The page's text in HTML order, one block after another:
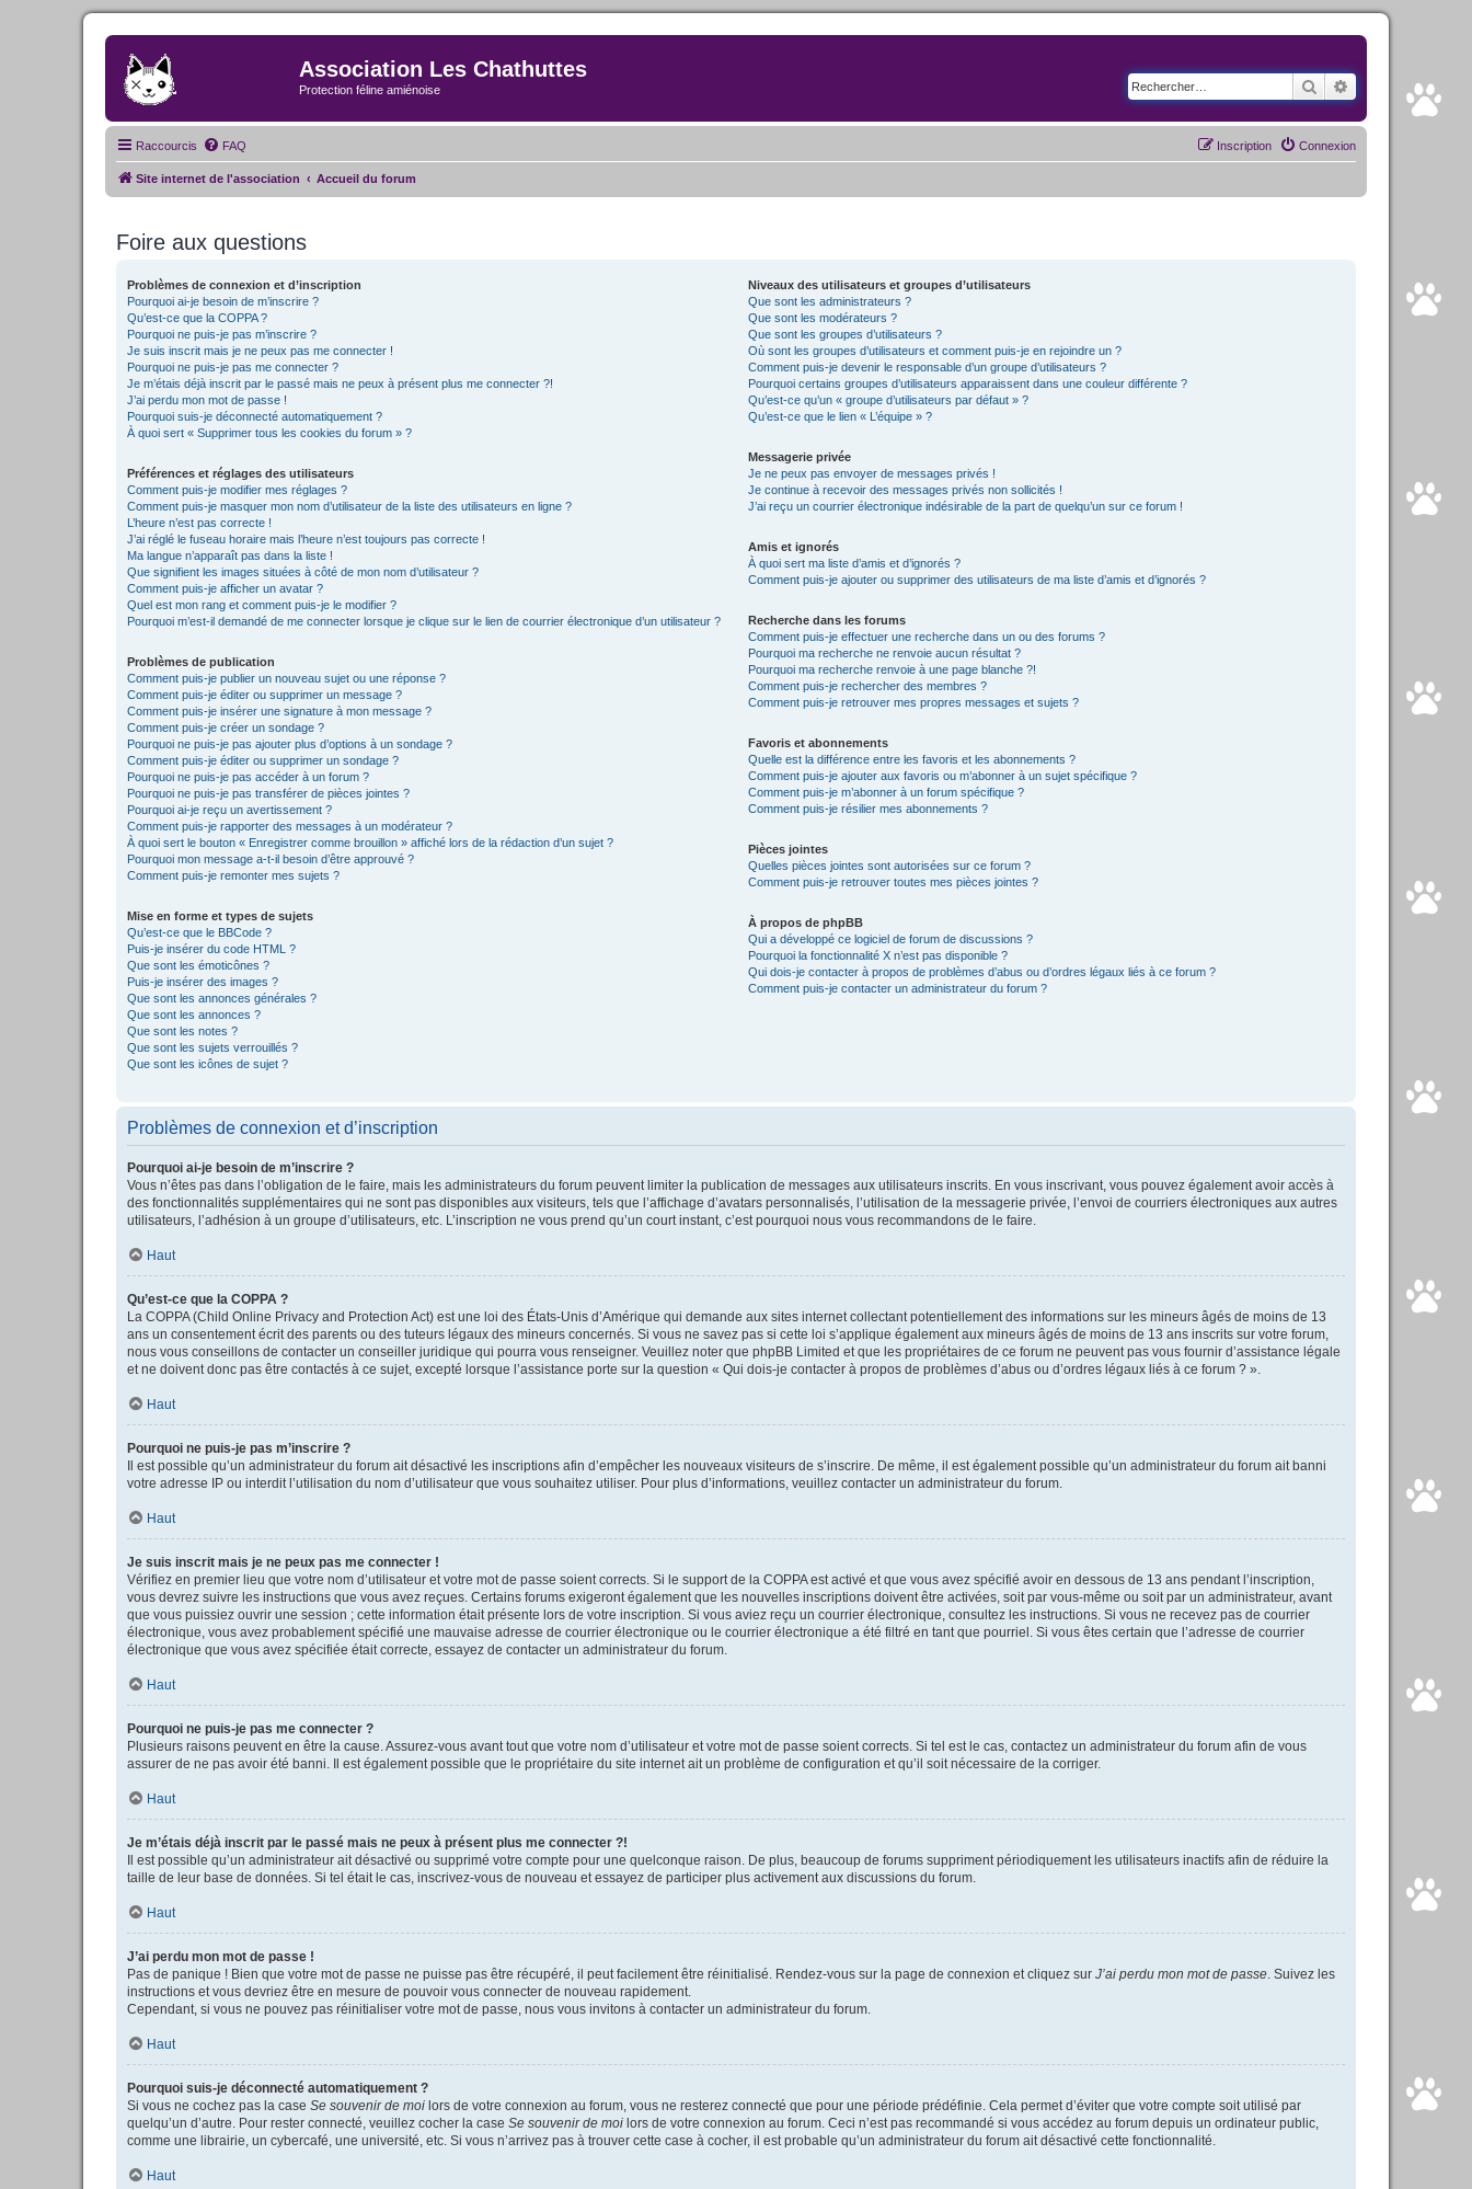
Association Les Chathuttes
Protection féline amiénoise RechercherRecherche
Raccourcis FAQ Connexion
Inscription
Site internet de l'association Accueil du forum
Foire aux questions
Problèmes de connexion et d’inscription
Pourquoi ai-je besoin de m’inscrire ?
Qu’est-ce que la COPPA ?
Pourquoi ne puis-je pas m’inscrire ?
Je suis inscrit mais je ne peux pas me connecter !
Pourquoi ne puis-je pas me connecter ?
Je m’étais déjà inscrit par le passé mais ne peux à présent plus me connecter ?!
J’ai perdu mon mot de passe !
Pourquoi suis-je déconnecté automatiquement ?
À quoi sert « Supprimer tous les cookies du forum » ?
Préférences et réglages des utilisateurs
Comment puis-je modifier mes réglages ?
Comment puis-je masquer mon nom d’utilisateur de la liste des utilisateurs en ligne ?
L’heure n’est pas correcte !
J’ai réglé le fuseau horaire mais l’heure n’est toujours pas correcte !
Ma langue n’apparaît pas dans la liste !
Que signifient les images situées à côté de mon nom d’utilisateur ?
Comment puis-je afficher un avatar ?
Quel est mon rang et comment puis-je le modifier ?
Pourquoi m’est-il demandé de me connecter lorsque je clique sur le lien de courrier électronique d’un utilisateur ?
Problèmes de publication
Comment puis-je publier un nouveau sujet ou une réponse ?
Comment puis-je éditer ou supprimer un message ?
Comment puis-je insérer une signature à mon message ?
Comment puis-je créer un sondage ?
Pourquoi ne puis-je pas ajouter plus d’options à un sondage ?
Comment puis-je éditer ou supprimer un sondage ?
Pourquoi ne puis-je pas accéder à un forum ?
Pourquoi ne puis-je pas transférer de pièces jointes ?
Pourquoi ai-je reçu un avertissement ?
Comment puis-je rapporter des messages à un modérateur ?
À quoi sert le bouton « Enregistrer comme brouillon » affiché lors de la rédaction d’un sujet ?
Pourquoi mon message a-t-il besoin d’être approuvé ?
Comment puis-je remonter mes sujets ?
Mise en forme et types de sujets
Qu’est-ce que le BBCode ?
Puis-je insérer du code HTML ?
Que sont les émoticônes ?
Puis-je insérer des images ?
Que sont les annonces générales ?
Que sont les annonces ?
Que sont les notes ?
Que sont les sujets verrouillés ?
Que sont les icônes de sujet ?
Niveaux des utilisateurs et groupes d’utilisateurs
Que sont les administrateurs ?
Que sont les modérateurs ?
Que sont les groupes d’utilisateurs ?
Où sont les groupes d’utilisateurs et comment puis-je en rejoindre un ?
Comment puis-je devenir le responsable d’un groupe d’utilisateurs ?
Pourquoi certains groupes d’utilisateurs apparaissent dans une couleur différente ?
Qu’est-ce qu’un « groupe d’utilisateurs par défaut » ?
Qu’est-ce que le lien « L’équipe » ?
Messagerie privée
Je ne peux pas envoyer de messages privés !
Je continue à recevoir des messages privés non sollicités !
J’ai reçu un courrier électronique indésirable de la part de quelqu’un sur ce forum !
Amis et ignorés
À quoi sert ma liste d’amis et d’ignorés ?
Comment puis-je ajouter ou supprimer des utilisateurs de ma liste d’amis et d’ignorés ?
Recherche dans les forums
Comment puis-je effectuer une recherche dans un ou des forums ?
Pourquoi ma recherche ne renvoie aucun résultat ?
Pourquoi ma recherche renvoie à une page blanche ?!
Comment puis-je rechercher des membres ?
Comment puis-je retrouver mes propres messages et sujets ?
Favoris et abonnements
Quelle est la différence entre les favoris et les abonnements ?
Comment puis-je ajouter aux favoris ou m’abonner à un sujet spécifique ?
Comment puis-je m’abonner à un forum spécifique ?
Comment puis-je résilier mes abonnements ?
Pièces jointes
Quelles pièces jointes sont autorisées sur ce forum ?
Comment puis-je retrouver toutes mes pièces jointes ?
À propos de phpBB
Qui a développé ce logiciel de forum de discussions ?
Pourquoi la fonctionnalité X n’est pas disponible ?
Qui dois-je contacter à propos de problèmes d’abus ou d’ordres légaux liés à ce forum ?
Comment puis-je contacter un administrateur du forum ?
Problèmes de connexion et d’inscription
Pourquoi ai-je besoin de m’inscrire ?
Vous n’êtes pas dans l’obligation de le faire, mais les administrateurs du forum peuvent limiter la publication de messages aux utilisateurs inscrits. En vous inscrivant, vous pouvez également avoir accès à
des fonctionnalités supplémentaires qui ne sont pas disponibles aux visiteurs, tels que l’affichage d’avatars personnalisés, l’utilisation de la messagerie privée, l’envoi de courriers électroniques aux autres
utilisateurs, l’adhésion à un groupe d’utilisateurs, etc. L’inscription ne vous prend qu’un court instant, c’est pourquoi nous vous recommandons de le faire.
Haut
Qu’est-ce que la COPPA ?
La COPPA (Child Online Privacy and Protection Act) est une loi des États-Unis d’Amérique qui demande aux sites internet collectant potentiellement des informations sur les mineurs âgés de moins de 13
ans un consentement écrit des parents ou des tuteurs légaux des mineurs concernés. Si vous ne savez pas si cette loi s’applique également aux mineurs âgés de moins de 13 ans inscrits sur votre forum,
nous vous conseillons de contacter un conseiller juridique qui pourra vous renseigner. Veuillez noter que phpBB Limited et que les propriétaires de ce forum ne peuvent pas vous fournir d’assistance légale
et ne doivent donc pas être contactés à ce sujet, excepté lorsque l’assistance porte sur la question « Qui dois-je contacter à propos de problèmes d’abus ou d’ordres légaux liés à ce forum ? ».
Haut
Pourquoi ne puis-je pas m’inscrire ?
Il est possible qu’un administrateur du forum ait désactivé les inscriptions afin d’empêcher les nouveaux visiteurs de s’inscrire. De même, il est également possible qu’un administrateur du forum ait banni
votre adresse IP ou interdit l’utilisation du nom d’utilisateur que vous souhaitez utiliser. Pour plus d’informations, veuillez contacter un administrateur du forum.
Haut
Je suis inscrit mais je ne peux pas me connecter !
Vérifiez en premier lieu que votre nom d’utilisateur et votre mot de passe soient corrects. Si le support de la COPPA est activé et que vous avez spécifié avoir en dessous de 13 ans pendant l’inscription,
vous devrez suivre les instructions que vous avez reçues. Certains forums exigeront également que les nouvelles inscriptions doivent être activées, soit par vous-même ou soit par un administrateur, avant
que vous puissiez ouvrir une session ; cette information était présente lors de votre inscription. Si vous aviez reçu un courrier électronique, consultez les instructions. Si vous ne recevez pas de courrier
électronique, vous avez probablement spécifié une mauvaise adresse de courrier électronique ou le courrier électronique a été filtré en tant que pourriel. Si vous êtes certain que l’adresse de courrier
électronique que vous avez spécifiée était correcte, essayez de contacter un administrateur du forum.
Haut
Pourquoi ne puis-je pas me connecter ?
Plusieurs raisons peuvent en être la cause. Assurez-vous avant tout que votre nom d’utilisateur et votre mot de passe soient corrects. Si tel est le cas, contactez un administrateur du forum afin de vous
assurer de ne pas avoir été banni. Il est également possible que le propriétaire du site internet ait un problème de configuration et qu’il soit nécessaire de la corriger.
Haut
Je m’étais déjà inscrit par le passé mais ne peux à présent plus me connecter ?!
Il est possible qu’un administrateur ait désactivé ou supprimé votre compte pour une quelconque raison. De plus, beaucoup de forums suppriment périodiquement les utilisateurs inactifs afin de réduire la
taille de leur base de données. Si tel était le cas, inscrivez-vous de nouveau et essayez de participer plus activement aux discussions du forum.
Haut
J’ai perdu mon mot de passe !
Pas de panique ! Bien que votre mot de passe ne puisse pas être récupéré, il peut facilement être réinitialisé. Rendez-vous sur la page de connexion et cliquez sur J’ai perdu mon mot de passe . Suivez les
instructions et vous devriez être en mesure de pouvoir vous connecter de nouveau rapidement.
Cependant, si vous ne pouvez pas réinitialiser votre mot de passe, nous vous invitons à contacter un administrateur du forum.
Haut
Pourquoi suis-je déconnecté automatiquement ?
Si vous ne cochez pas la case Se souvenir de moi lors de votre connexion au forum, vous ne resterez connecté que pour une période prédéfinie. Cela permet d’éviter que votre compte soit utilisé par
quelqu’un d’autre. Pour rester connecté, veuillez cocher la case Se souvenir de moi lors de votre connexion au forum. Ceci n’est pas recommandé si vous accédez au forum depuis un ordinateur public,
comme une librairie, un cybercafé, une université, etc. Si vous n’arrivez pas à trouver cette case à cocher, il est probable qu’un administrateur du forum ait désactivé cette fonctionnalité.
Haut